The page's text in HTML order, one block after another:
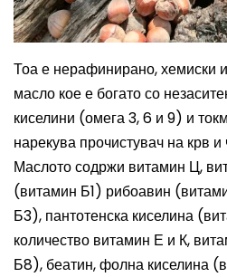
Тоа е нерафинирано, хемиски
масло кое е богато со
киселини (омега 3, 6 и 9) и
нарекува прочистувач на крв и
Маслото содржи витамин Ц,
(витамин Б1) рибоавин
Б3), пантотенска киселина
количество витамин Е и К,
Б8), беатин, фолна киселина